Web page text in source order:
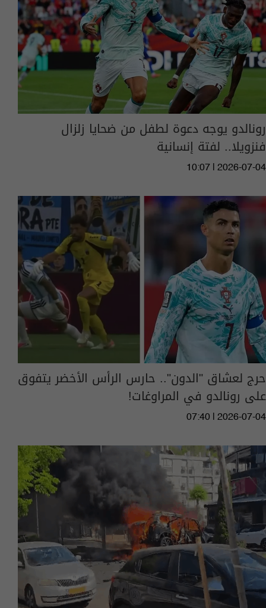
رونالدو يوجه دعوة لطفل من ضحايا زلزال
فنزويلا.. لفتة إنسانية
10:07 | 2026-07-04
حرج لعشاق "الدون".. حارس الرأس الأخضر يتفوق
على رونالدو في المراوغات!
07:40 | 2026-07-04